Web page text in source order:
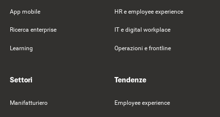
App mobile
Ricerca enterprise
Learning
HR e employee experience
IT e digital workplace
Operazioni e frontline
Settori
Manifatturiero
Tendenze
Employee experience